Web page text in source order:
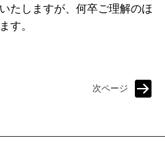
たしますが、何卒ご理解のほ
す。
次ページ